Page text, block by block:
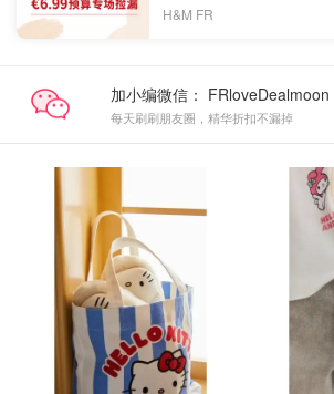
H&M FR
加小编微信：
每天刷刷朋友圈，精华折扣不漏掉